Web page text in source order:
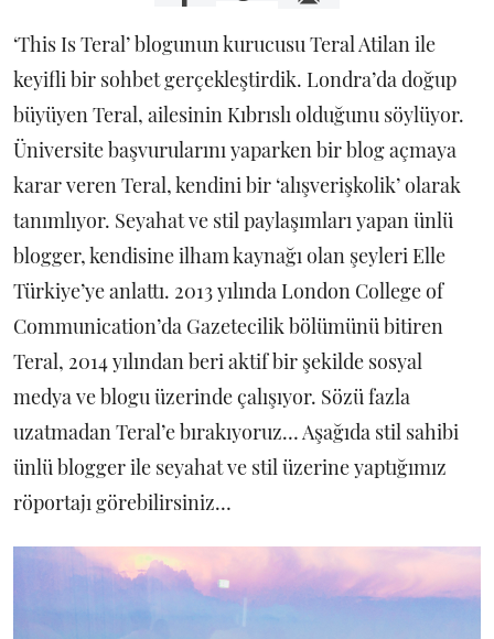
‘This Is Teral’ blogunun kurucusu Teral Atilan ile
keyifli bir sohbet gerçekleştirdik. Londra’da doğup
büyüyen Teral, ailesinin Kıbrıslı olduğunu söylüyor.
Üniversite başvurularını yaparken bir blog açmaya
karar veren Teral, kendini bir ‘alışverişkolik’ olarak
tanımlıyor. Seyahat ve stil paylaşımları yapan ünlü
blogger, kendisine ilham kaynağı olan şeyleri Elle
Türkiye’ye anlattı. 2013 yılında London College of
Communication’da Gazetecilik bölümünü bitiren
Teral, 2014 yılından beri aktif bir şekilde sosyal
medya ve blogu üzerinde çalışıyor. Sözü fazla
uzatmadan Teral’e bırakıyoruz… Aşağıda stil sahibi
ünlü blogger ile seyahat ve stil üzerine yaptığımız
röportajı görebilirsiniz…